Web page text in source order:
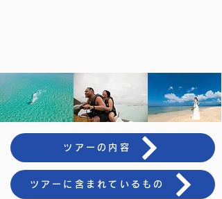
ツアーの内容
ツアーに含まれているもの